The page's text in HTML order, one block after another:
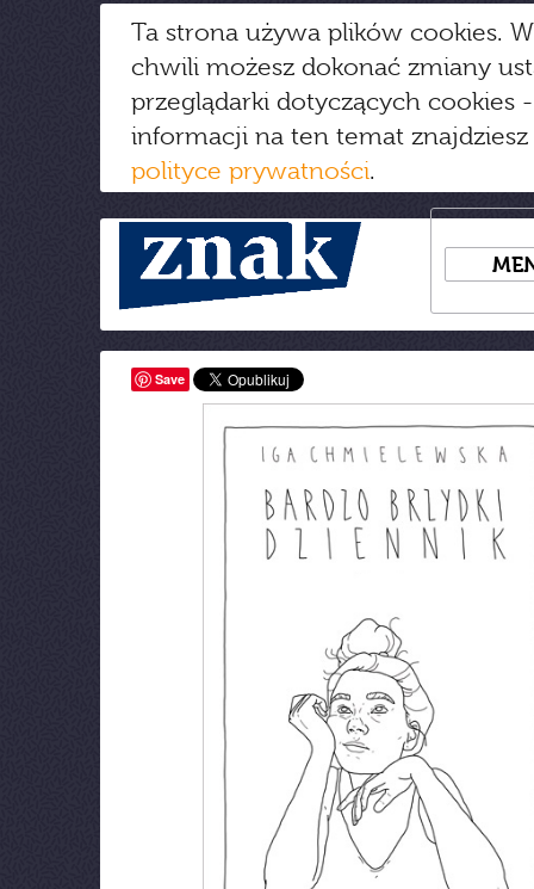
Ta strona używa plików cookies.
chwili możesz dokonać zmiany
przeglądarki dotyczących cookies
informacji na ten temat
polityce prywatności.
Save